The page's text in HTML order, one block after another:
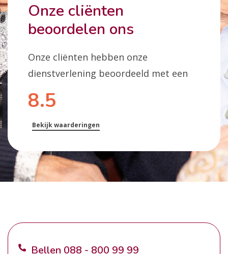
Onze cliënten
beoordelen ons
Onze cliënten hebben onze
dienstverlening beoordeeld met een
8.5
Bekijk waarderingen
Bellen 088 - 800 99 99